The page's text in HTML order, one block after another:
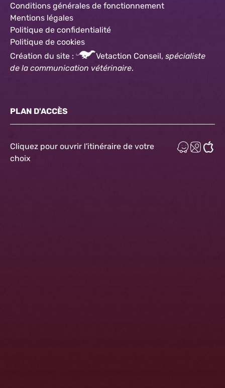
Conditions générales de fonctionnement
Mentions légales
Politique de confidentialité
Politique de cookies
Création du site :
Vetaction Conseil, spécialiste
de la communication vétérinaire.
PLAN D'ACCÈS
Cliquez pour ouvrir l'itinéraire de votre
choix